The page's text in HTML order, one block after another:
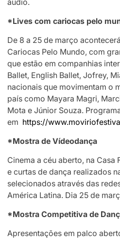
*Lives com cariocas pelo
De 8 a 25 de março
Cariocas Pelo Mundo, com
que estão em companhias
Ballet, English Ballet, Jofrey,
nacionais que movimentam o
país como Mayara Magri,
Mota e Júnior Souza.
em https://
*Mostra de Vídeodança
Cinema a céu aberto, na
e curtas de dança realizados
selecionados através das
América Latina. Dia 25 de
*Mostra Competitiva de
Apresentações em palco